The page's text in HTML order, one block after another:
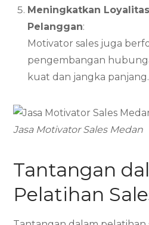
Meningkatkan
Pelanggan:
Motivator sales juga
pengembangan
kuat dan jangka panjang.
Jasa Motivator Sales Medan
Tantangan
Pelatihan